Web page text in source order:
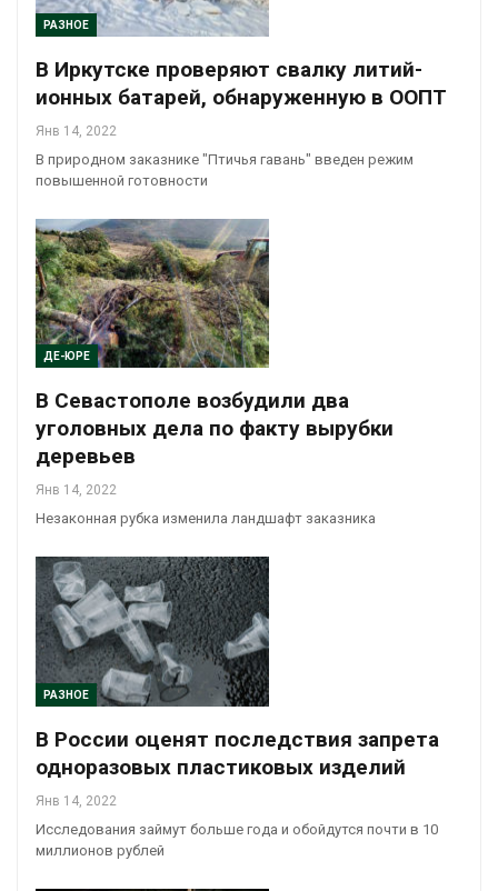
РАЗНОЕ
В Иркутске проверяют свалку литий-
ионных батарей, обнаруженную в ООПТ
Янв 14, 2022
В природном заказнике "Птичья гавань" введен режим
повышенной готовности
ДЕ-ЮРЕ
В Севастополе возбудили два
уголовных дела по факту вырубки
деревьев
Янв 14, 2022
Незаконная рубка изменила ландшафт заказника
РАЗНОЕ
В России оценят последствия запрета
одноразовых пластиковых изделий
Янв 14, 2022
Исследования займут больше года и обойдутся почти в 10
миллионов рублей